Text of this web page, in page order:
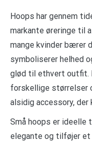
Hoops har gennem
markante øreringe til
mange kvinder bærer
symboliserer helhed
glød til ethvert outfit.
forskellige størrelser
alsidig accessory,
Små hoops er ideelle
elegante og tilføjer